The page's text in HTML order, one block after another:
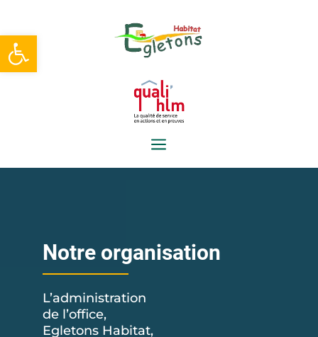
Ouvrir la barre d’outils
a
Notre organisation
L’administration
de l’office,
Egletons Habitat,